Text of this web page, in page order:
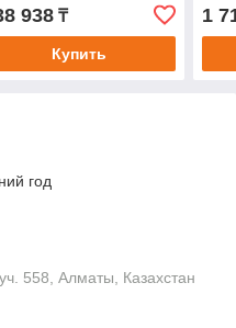
938₸
Купить
1
год
558, Алматы, Казахстан